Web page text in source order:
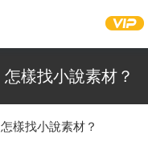
怎樣找小說素材？
怎樣找小說素材？